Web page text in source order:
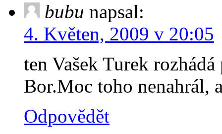
bubu napsal:
4. Květen, 2009 v 20:05
ten Vašek Turek
Bor.Moc toho nenahrál,
Odpovědět